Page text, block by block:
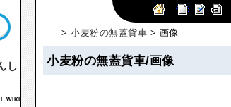
し
WIKI
>小麦粉の無蓋貨車 > 画像
小麦粉の無蓋貨車/画像